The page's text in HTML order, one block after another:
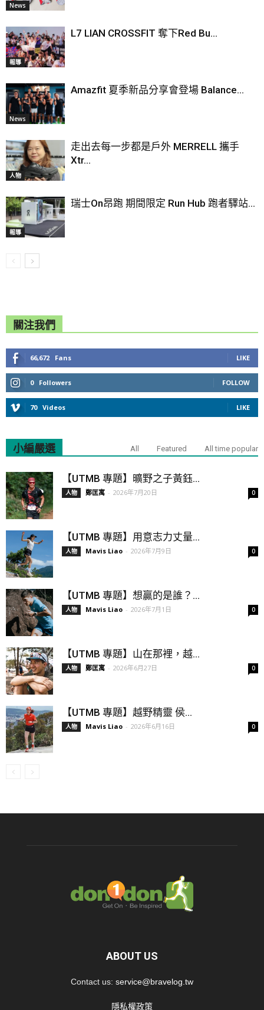
News
報導
L7 LIAN CROSSFIT 奪下Red Bu...
News
Amazfit 夏季新品分享會登場 Balance...
人物
走出去每一步都是戶外 MERRELL 攜手
Xtr...
報導
瑞士On昂跑 期間限定 Run Hub 跑者驛站...
關注我們
66,672 Fans LIKE
0 Followers FOLLOW
70 Videos LIKE
小編嚴選 All Featured All time popular
【UTMB 專題】曠野之子黃鈺...
人物 鄭匡寓 - 2026年7月20日 0
【UTMB 專題】用意志力丈量...
人物 Mavis Liao - 2026年7月9日 0
【UTMB 專題】想贏的是誰？...
人物 Mavis Liao - 2026年7月1日 0
【UTMB 專題】山在那裡，越...
人物 鄭匡寓 - 2026年6月27日 0
【UTMB 專題】越野精靈 侯...
人物 Mavis Liao - 2026年6月16日 0
ABOUT US
Contact us: service@bravelog.tw
隱私權政策